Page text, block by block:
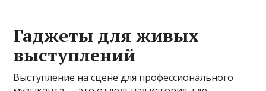
Гаджеты для живых
выступлений
Выступление на сцене для профессионального